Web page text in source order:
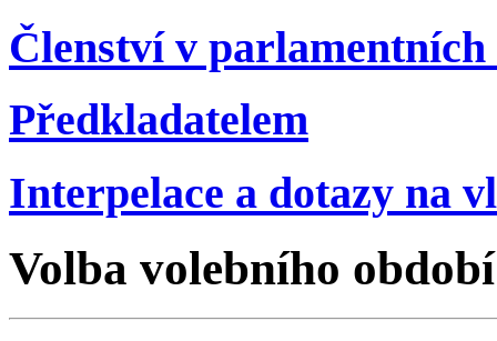
Členství v
Předkladatelem
Interpelace a dotazy na
Volba volebního období